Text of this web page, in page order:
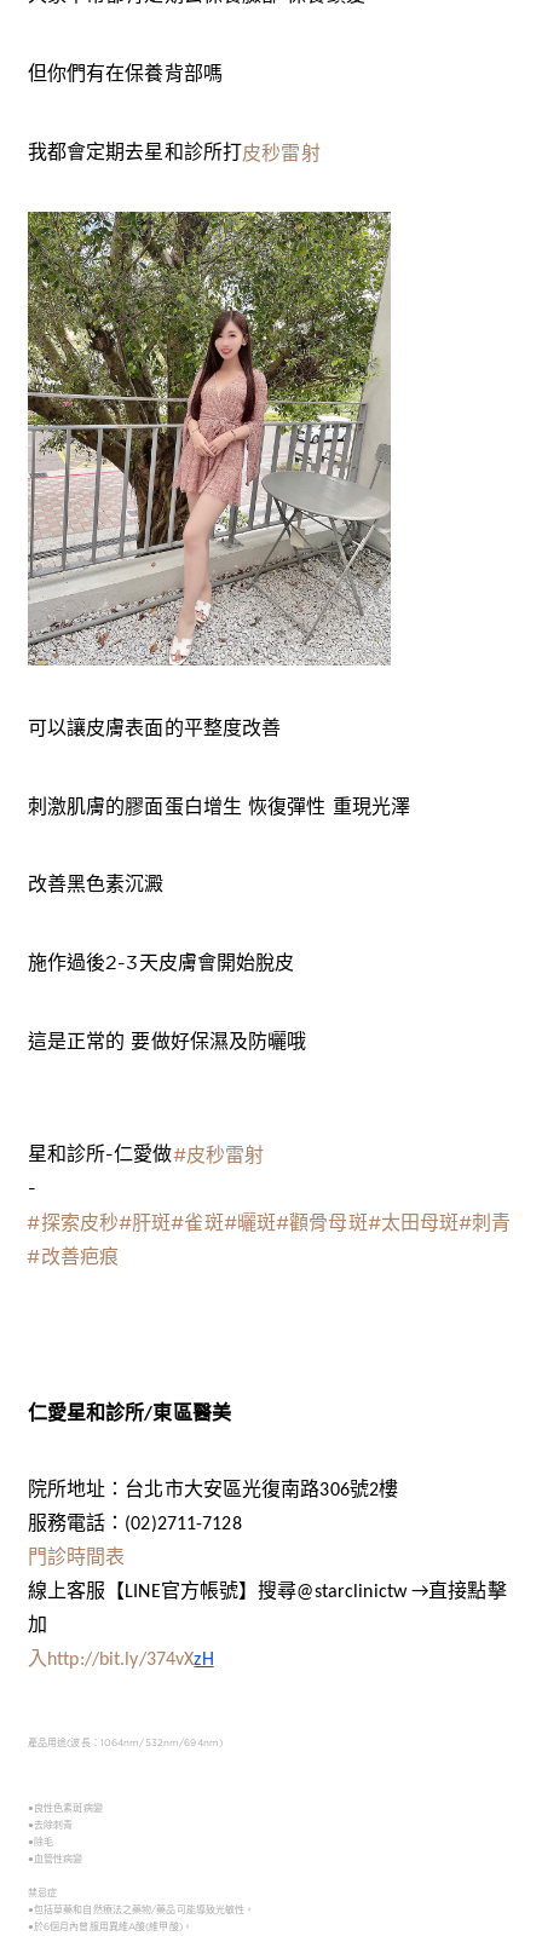
但你們有在保養背部嗎
我都會定期去星和診所打皮秒雷射
可以讓皮膚表面的平整度改善
刺激肌膚的膠面蛋白增生 恢復彈性 重現光澤
改善黑色素沉澱
施作過後2-3天皮膚會開始脫皮
這是正常的 要做好保濕及防曬哦
星和診所-仁愛做#皮秒雷射
-
#探索皮秒#肝斑#雀斑#曬斑#顴骨母斑#太田母斑#刺青
#改善疤痕
仁愛星和診所/東區醫美
院所地址：台北市大安區光復南路306號2樓
服務電話：(02)2711-7128
門診時間表
線上客服【LINE官方帳號】搜尋@starclinictw →直接點擊
加
入http://bit.ly/374vXzH
產品用途(波長：1064nm/532nm/694nm)
●良性色素斑病變
●去除刺青
●除毛
●血管性病變
禁忌症
●包括草藥和自然療法之藥物/藥品可能導致光敏性。
●於6個月內曾服用異維A酸(維甲酸)。